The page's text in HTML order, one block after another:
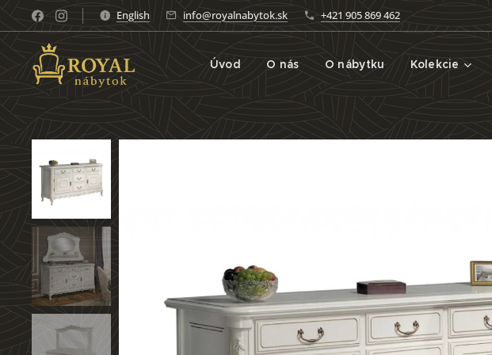
English info@royalnabytok.sk +421 905 869 462
Úvod O nás O nábytku Kolekcie